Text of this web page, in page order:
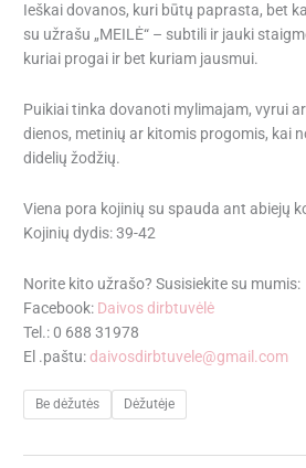
Ieškai dovanos, kuri būtų paprasta, bet
su užrašu „MEILĖ“ – subtili ir jauki
kuriai progai ir bet kuriam jausmui.
Puikiai tinka dovanoti mylimajam, vyrui
dienos, metinių ar kitomis progomis, kai
didelių žodžių.
Viena pora kojinių su spauda ant abiejų
Kojinių dydis: 39-42
Norite kito užrašo? Susisiekite su mumis:
Facebook: Daivos dirbtuvėlė
Tel.: 0 688 31978
El .paštu: daivosdirbtuvele@gmail.com
Be dėžutės Dėžutėje